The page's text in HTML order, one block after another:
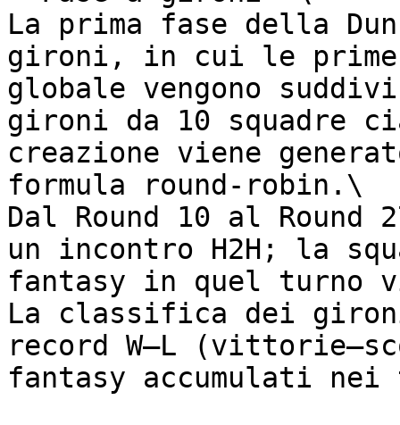
La prima fase della
gironi, in cui le prime
globale vengono
gironi da 10 squadre
creazione viene
formula round-robin.\
Dal Round 10 al
un incontro H2H; la
fantasy in quel turno
La classifica dei
record W–L
fantasy accumulati